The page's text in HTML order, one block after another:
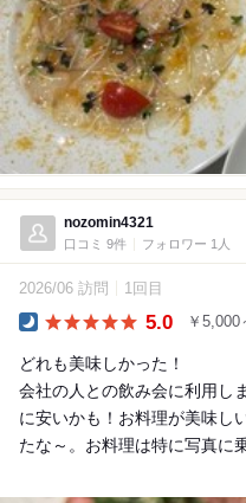
nozomin4321
口コミ 9件 フォロワー 1人
2026/06 訪問 1回目
5.0 ￥5,000
どれも美味しかった！
会社の人との飲み会に利用し
に安いかも！お料理が美味し
たな～。お料理は特に写真に